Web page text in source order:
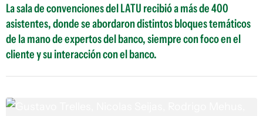
La sala de convenciones del LATU recibió a más de 400
asistentes, donde se abordaron distintos bloques temáticos
de la mano de expertos del banco, siempre con foco en el
cliente y su interacción con el banco.